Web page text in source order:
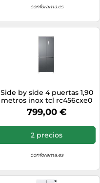
conforama.es
Side by side 4 puertas 1,90
metros inox tcl rc456cxe0
no frost 83.3 cm
799,00 €
2 precios
conforama.es